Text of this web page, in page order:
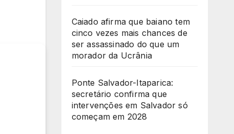
Caiado afirma que baiano tem
cinco vezes mais chances de
ser assassinado do que um
morador da Ucrânia
Ponte Salvador-Itaparica:
secretário confirma que
intervenções em Salvador só
começam em 2028